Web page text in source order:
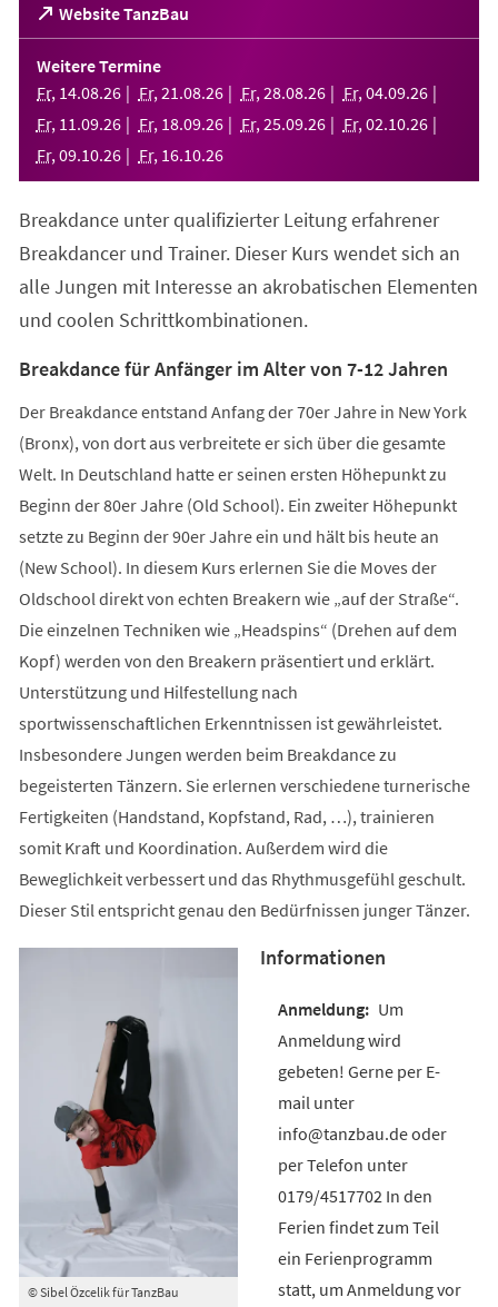
Website TanzBau
(Öffnet
in
einem
neuen
Tab)
Weitere Termine
Fr, 14.08.26 Fr, 21 .08.26 Fr, 28.08.26 Fr, 04.09.26
Fr, 11 .09.26 Fr, 18.09.26 Fr, 25.09.26 Fr, 02.10.26
Fr, 09.10.26 Fr, 16.10.26
Breakdance unter qualifizierter Leitung erfahrener
Breakdancer und Trainer. Dieser Kurs wendet sich an
alle Jungen mit Interesse an akrobatischen Elementen
und coolen Schrittkombinationen.
Breakdance für Anfänger im Alter von 7-12 Jahren
Der Breakdance entstand Anfang der 70er Jahre in New York
(Bronx), von dort aus verbreitete er sich über die gesamte
Welt. In Deutschland hatte er seinen ersten Höhepunkt zu
Beginn der 80er Jahre (Old School). Ein zweiter Höhepunkt
setzte zu Beginn der 90er Jahre ein und hält bis heute an
(New School). In diesem Kurs erlernen Sie die Moves der
Oldschool direkt von echten Breakern wie „auf der Straße“.
Die einzelnen Techniken wie „Headspins“ (Drehen auf dem
Kopf) werden von den Breakern präsentiert und erklärt.
Unterstützung und Hilfestellung nach
sportwissenschaftlichen Erkenntnissen ist gewährleistet.
Insbesondere Jungen werden beim Breakdance zu
begeisterten Tänzern. Sie erlernen verschiedene turnerische
Fertigkeiten (Handstand, Kopfstand, Rad, …), trainieren
somit Kraft und Koordination. Außerdem wird die
Beweglichkeit verbessert und das Rhythmusgefühl geschult.
Dieser Stil entspricht genau den Bedürfnissen junger Tänzer.
© Sibel Özcelik für TanzBau
Informationen
Um
Anmeldung wird
gebeten! Gerne per E-
mail unter
info@tanzbau.de oder
per Telefon unter
0179/4517702 In den
Ferien findet zum Teil
ein Ferienprogramm
statt, um Anmeldung vor